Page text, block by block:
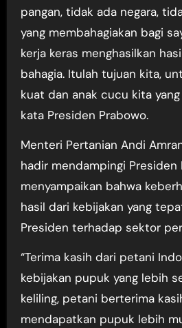
pangan, tidak ada negara,
yang membahagiakan bagi
kerja keras menghasilkan
bahagia. Itulah tujuan kita,
kuat dan anak cucu kita
kata Presiden Prabowo.
Menteri Pertanian Andi
hadir mendampingi Presiden
menyampaikan bahwa
hasil dari kebijakan yang
Presiden terhadap sektor
“Terima kasih dari petani
kebijakan pupuk yang lebih
keliling, petani berterima
mendapatkan pupuk lebih